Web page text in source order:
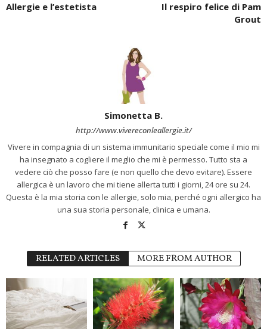
Allergie e l’estetista
Il respiro felice di Pam
Grout
Simonetta B.
http://www.vivereconleallergie.it/
Vivere in compagnia di un sistema immunitario speciale come il mio mi
ha insegnato a cogliere il meglio che mi è permesso. Tutto sta a
vedere ciò che posso fare (e non quello che devo evitare). Essere
allergica è un lavoro che mi tiene allerta tutti i giorni, 24 ore su 24.
Questa è la mia storia con le allergie, solo mia, perché ogni allergico ha
una sua storia personale, clinica e umana.
RELATED ARTICLES MORE FROM AUTHOR